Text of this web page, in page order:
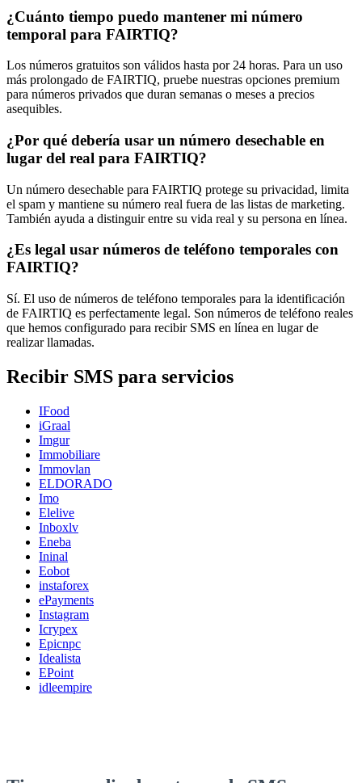
¿Cuánto tiempo puedo mantener mi número
temporal para FAIRTIQ?
Los números gratuitos son válidos hasta por 24 horas. Para un uso
más prolongado de FAIRTIQ, pruebe nuestras opciones premium
para números privados que duran semanas o meses a precios
asequibles.
¿Por qué debería usar un número desechable en
lugar del real para FAIRTIQ?
Un número desechable para FAIRTIQ protege su privacidad, limita
el spam y mantiene su número real fuera de las listas de marketing.
También ayuda a distinguir entre su vida real y su persona en línea.
¿Es legal usar números de teléfono temporales con
FAIRTIQ?
Sí. El uso de números de teléfono temporales para la identificación
de FAIRTIQ es perfectamente legal. Son números de teléfono reales
que hemos configurado para recibir SMS en línea en lugar de
realizar llamadas.
Recibir SMS para servicios
IFood
iGraal
Imgur
Immobiliare
Immovlan
ELDORADO
Imo
Elelive
Inboxlv
Eneba
Ininal
Eobot
instaforex
ePayments
Instagram
Icrypex
Epicnpc
Idealista
EPoint
idleempire